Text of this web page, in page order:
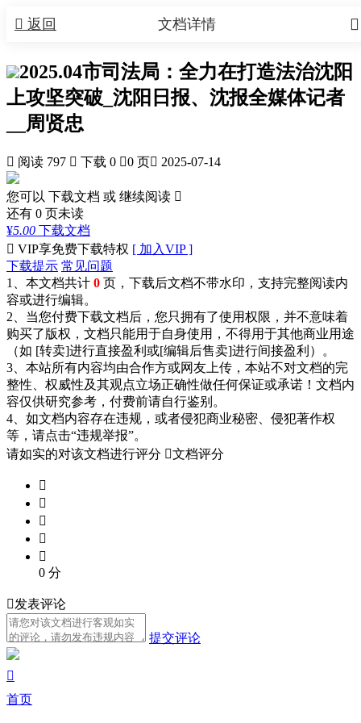
 返回 
文档详情
2025.04市司法局：全力在打造法治沈阳
上攻坚突破_沈阳日报、沈报全媒体记者
__周贤忠
 阅读 797  下载 0 0 页 2025-07-14
您可以 下载文档 或 继续阅读 
还有 0 页未读
¥5.00 下载文档
 VIP享免费下载特权 [ 加入VIP ]
下载提示 常见问题
1、本文档共计 0 页，下载后文档不带水印，支持完整阅读内
容或进行编辑。
2、当您付费下载文档后，您只拥有了使用权限，并不意味着
购买了版权，文档只能用于自身使用，不得用于其他商业用途
（如 [转卖]进行直接盈利或[编辑后售卖]进行间接盈利）。
3、本站所有内容均由合作方或网友上传，本站不对文档的完
整性、权威性及其观点立场正确性做任何保证或承诺！文档内
容仅供研究参考，付费前请自行鉴别。
4、如文档内容存在违规，或者侵犯商业秘密、侵犯著作权
等，请点击“违规举报”。
请如实的对该文档进行评分 文档评分





0 分
发表评论
提交评论

首页